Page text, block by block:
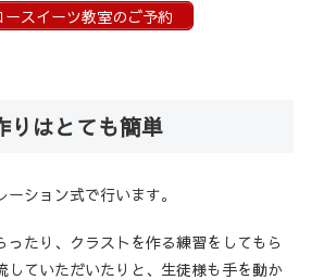
ースイーツ教室のご予約
りはとても簡単
ション式で行います。
ったり、クラストを作る練習をしてもら
していただいたりと、生徒様も手を動か